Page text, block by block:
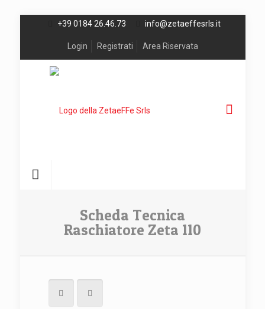
+39 0184 26.46.73 info@zetaeffesrls.it
Login Registrati Area Riservata
Scheda Tecnica
Raschiatore Zeta 110